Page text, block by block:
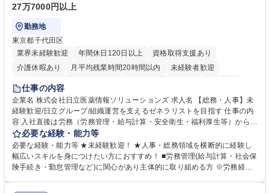
27万7000円以上
勤務地
東京都千代田区
業界未経験歓迎
年間休日120日以上
資格取得支援あり
介護休暇あり
月平均残業時間20時間以内
未経験者歓迎
住宅手当あり
育休あり
完全週休2日制 交通費支給 土日祝休み 寮・社宅あり
仕事の内容
企業名 株式会社日立医薬情報ソリューションズ 求人名 【総務・人事】未
経験歓迎/日立グループ/組織運営を支えるゼネラリストを目指す 仕事の内
容 入社直後は労務（労務管理・給与計算・安全衛生・福利厚生等）からお
任せいたします。将来は総務・採用・教育業務へ守備範囲を広げ、組織運
営を支えるゼネラリストをめざせます。 ・初期業務：労働時間管理、給与
計算、社会保険対応、福利厚生管理、安全衛生、健康経営推進等をお任せ
します。ご経験に応じて、休職者管理など、幅広く経験を積んでいただき
必要な経験・能力等
必要な経験・能力等 ★未経験歓迎！ ★人事・総務領域を横断的に経験し
幅広いスキルを身につけたい方におすすめ！ ■労務管理(給与計算・社会保
険手続き・勤怠管理など)に関心があり主体的に取り組める方 ※労務経験